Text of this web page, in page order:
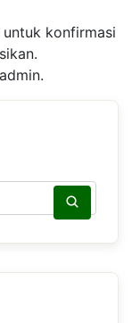
untuk konfirmasi